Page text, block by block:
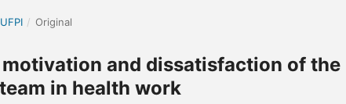
/ Original
and dissatisfaction of the
in health work